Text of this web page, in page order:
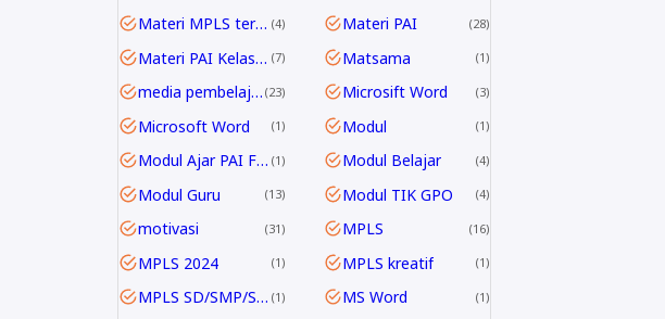
Materi MPLS terbaru 4 Materi PAI 28
Materi PAI Kelas 10 7 Matsama 1
media pembelajaran 23 Microsift Word 3
Microsoft Word 1 Modul 1
Modul Ajar PAI Fase E & F 1 Modul Belajar 4
Modul Guru 13 Modul TIK GPO 4
motivasi 31 MPLS 16
MPLS 2024 1 MPLS kreatif 1
MPLS SD/SMP/SMA 2024/2025 1 MS Word 1